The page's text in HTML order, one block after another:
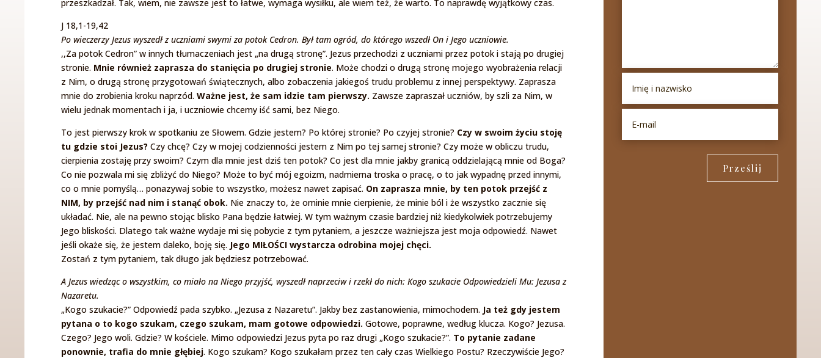
przeszkadzał. Tak, wiem, nie zawsze jest to łatwe, wymaga wysiłku, ale wiem też, że warto. To naprawdę wyjątkowy czas.
J 18,1-19,42
Po wieczerzy Jezus wyszedł z uczniami swymi za potok Cedron. Był tam ogród, do którego wszedł On i Jego uczniowie.
,,Za potok Cedron” w innych tłumaczeniach jest „na drugą stronę”. Jezus przechodzi z uczniami przez potok i stają po drugiej
stronie. Mnie również zaprasza do stanięcia po drugiej stronie. Może chodzi o drugą stronę mojego wyobrażenia relacji
z Nim, o drugą stronę przygotowań świątecznych, albo zobaczenia jakiegoś trudu problemu z innej perspektywy. Zaprasza
mnie do zrobienia kroku naprzód. Ważne jest, że sam idzie tam pierwszy. Zawsze zapraszał uczniów, by szli za Nim, w
wielu jednak momentach i ja, i uczniowie chcemy iść sami, bez Niego.
To jest pierwszy krok w spotkaniu ze Słowem. Gdzie jestem? Po której stronie? Po czyjej stronie? Czy w swoim życiu stoję
tu gdzie stoi Jezus? Czy chcę? Czy w mojej codzienności jestem z Nim po tej samej stronie? Czy może w obliczu trudu,
cierpienia zostaję przy swoim? Czym dla mnie jest dziś ten potok? Co jest dla mnie jakby granicą oddzielającą mnie od Boga?
Co nie pozwala mi się zbliżyć do Niego? Może to być mój egoizm, nadmierna troska o pracę, o to jak wypadnę przed innymi,
co o mnie pomyślą… ponazywaj sobie to wszystko, możesz nawet zapisać. On zaprasza mnie, by ten potok przejść z
NIM, by przejść nad nim i stanąć obok. Nie znaczy to, że ominie mnie cierpienie, że minie ból i że wszystko zacznie się
układać. Nie, ale na pewno stojąc blisko Pana będzie łatwiej. W tym ważnym czasie bardziej niż kiedykolwiek potrzebujemy
Jego bliskości. Dlatego tak ważne wydaje mi się pobycie z tym pytaniem, a jeszcze ważniejsza jest moja odpowiedź. Nawet
jeśli okaże się, że jestem daleko, boję się. Jego MIŁOŚCI wystarcza odrobina mojej chęci.
Zostań z tym pytaniem, tak długo jak będziesz potrzebować.
A Jezus wiedząc o wszystkim, co miało na Niego przyjść, wyszedł naprzeciw i rzekł do nich: Kogo szukacie Odpowiedzieli Mu: Jezusa z
Nazaretu.
„Kogo szukacie?” Odpowiedź pada szybko. „Jezusa z Nazaretu”. Jakby bez zastanowienia, mimochodem. Ja też gdy jestem
pytana o to kogo szukam, czego szukam, mam gotowe odpowiedzi. Gotowe, poprawne, według klucza. Kogo? Jezusa.
Czego? Jego woli. Gdzie? W kościele. Mimo odpowiedzi Jezus pyta po raz drugi „Kogo szukacie?”. To pytanie zadane
ponownie, trafia do mnie głębiej. Kogo szukam? Kogo szukałam przez ten cały czas Wielkiego Postu? Rzeczywiście Jego?
Prześlij